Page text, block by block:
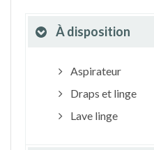
À disposition
Aspirateur
Draps et linge
Lave linge